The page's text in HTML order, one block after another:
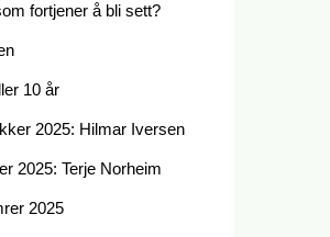
fortjener å bli sett?
10 år
2025: Hilmar Iversen
2025: Terje Norheim
2025